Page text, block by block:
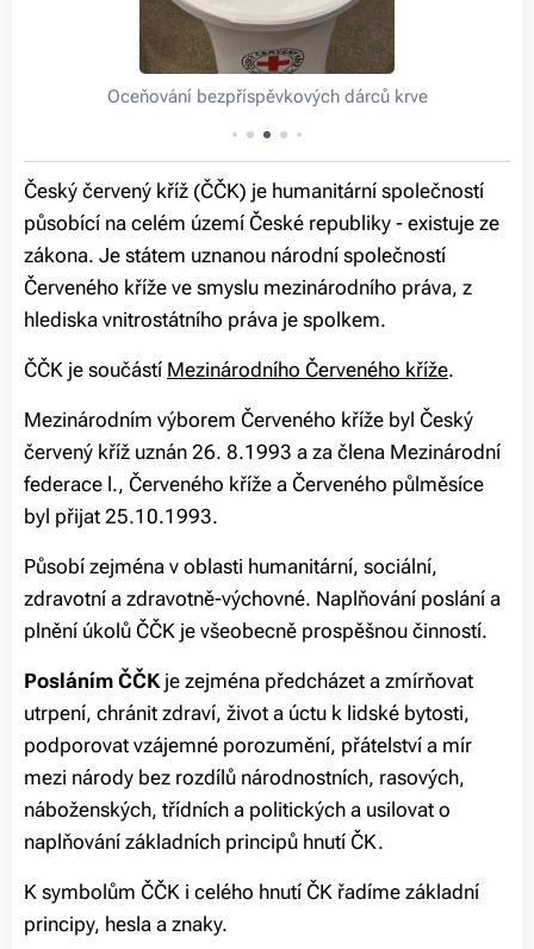
Oceňování bezpříspěvkových dárců krve
Český červený kříž (ČČK) je humanitární společností
působící na celém území České republiky - existuje ze
zákona. Je státem uznanou národní společností
Červeného kříže ve smyslu mezinárodního práva, z
hlediska vnitrostátního práva je spolkem.
ČČK je součástí Mezinárodního Červeného kříže.
Mezinárodním výborem Červeného kříže byl Český
červený kříž uznán 26. 8.1993 a za člena Mezinárodní
federace l., Červeného kříže a Červeného půlměsíce
byl přijat 25.10.1993.
Působí zejména v oblasti humanitární, sociální,
zdravotní a zdravotně-výchovné. Naplňování poslání a
plnění úkolů ČČK je všeobecně prospěšnou činností.
Posláním ČČKje zejména předcházet a zmírňovat
utrpení, chránit zdraví, život a úctu k lidské bytosti,
podporovat vzájemné porozumění, přátelství a mír
mezi národy bez rozdílů národnostních, rasových,
náboženských, třídních a politických a usilovat o
naplňování základních principů hnutí ČK.
K symbolům ČČK i celého hnutí ČK řadíme základní
principy, hesla a znaky.